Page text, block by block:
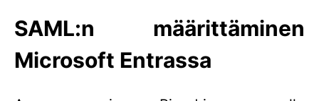
SAML:n määrittäminen
Microsoft Entrassa